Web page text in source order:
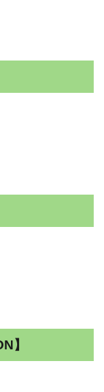
】